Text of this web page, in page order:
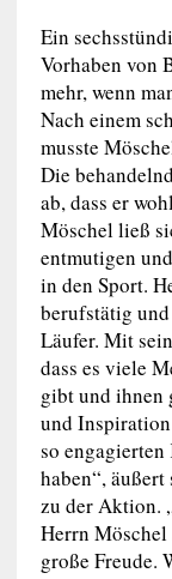
Ein
Vorhaben von
mehr, wenn
Nach einem
musste
Die
ab, dass er
Möschel ließ
entmutigen
in den Sport.
berufstätig
Läufer. Mit
dass es viele
gibt und ihnen
und
so
haben“,
zu der Aktion.
Herrn Möschel
große Freude.